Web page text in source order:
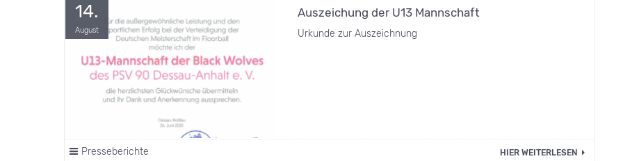
14.
August
Auszeichung der U13 Mannschaft
Urkunde zur Auszeichnung
Presseberichte HIER WEITERLESEN